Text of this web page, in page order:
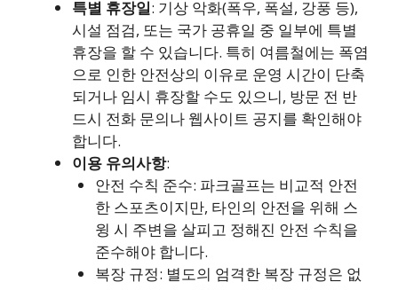
특별 휴장일: 기상 악화(폭우, 폭설, 강풍 등),
시설 점검, 또는 국가 공휴일 중 일부에 특별
휴장을 할 수 있습니다. 특히 여름철에는 폭염
으로 인한 안전상의 이유로 운영 시간이 단축
되거나 임시 휴장할 수도 있으니, 방문 전 반
드시 전화 문의나 웹사이트 공지를 확인해야
합니다.
이용 유의사항:
안전 수칙 준수: 파크골프는 비교적 안전
한 스포츠이지만, 타인의 안전을 위해 스
윙 시 주변을 살피고 정해진 안전 수칙을
준수해야 합니다.
복장 규정: 별도의 엄격한 복장 규정은 없